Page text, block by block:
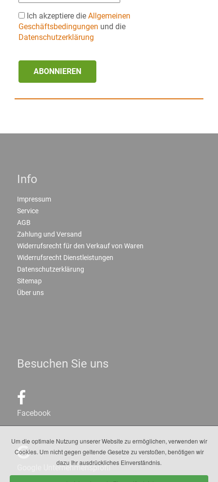
Um die optimale Nutzung unserer Website zu ermöglichen, verwenden wir
Cookies. Um nicht gegen geltende Gesetze zu verstoßen, benötigen wir
dazu Ihr ausdrückliches Einverständnis.
Ich akzeptiere die Allgemeinen
Geschäftsbedingungen und die
Datenschutzerklärung
ABONNIEREN
Info
Impressum
Service
AGB
Zahlung und Versand
Widerrufsrecht für den Verkauf von Waren
Widerrufsrecht Dienstleistungen
Datenschutzerklärung
Sitemap
Über uns
Besuchen Sie uns
Facebook
Google Unternehmensprofil